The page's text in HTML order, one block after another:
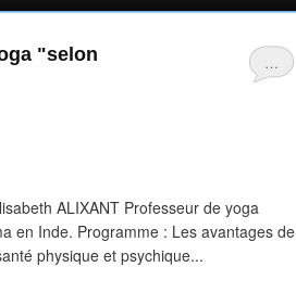
…
"selon
ALIXANT Professeur de yoga
en Inde. Programme : Les avantages de
physique et psychique...